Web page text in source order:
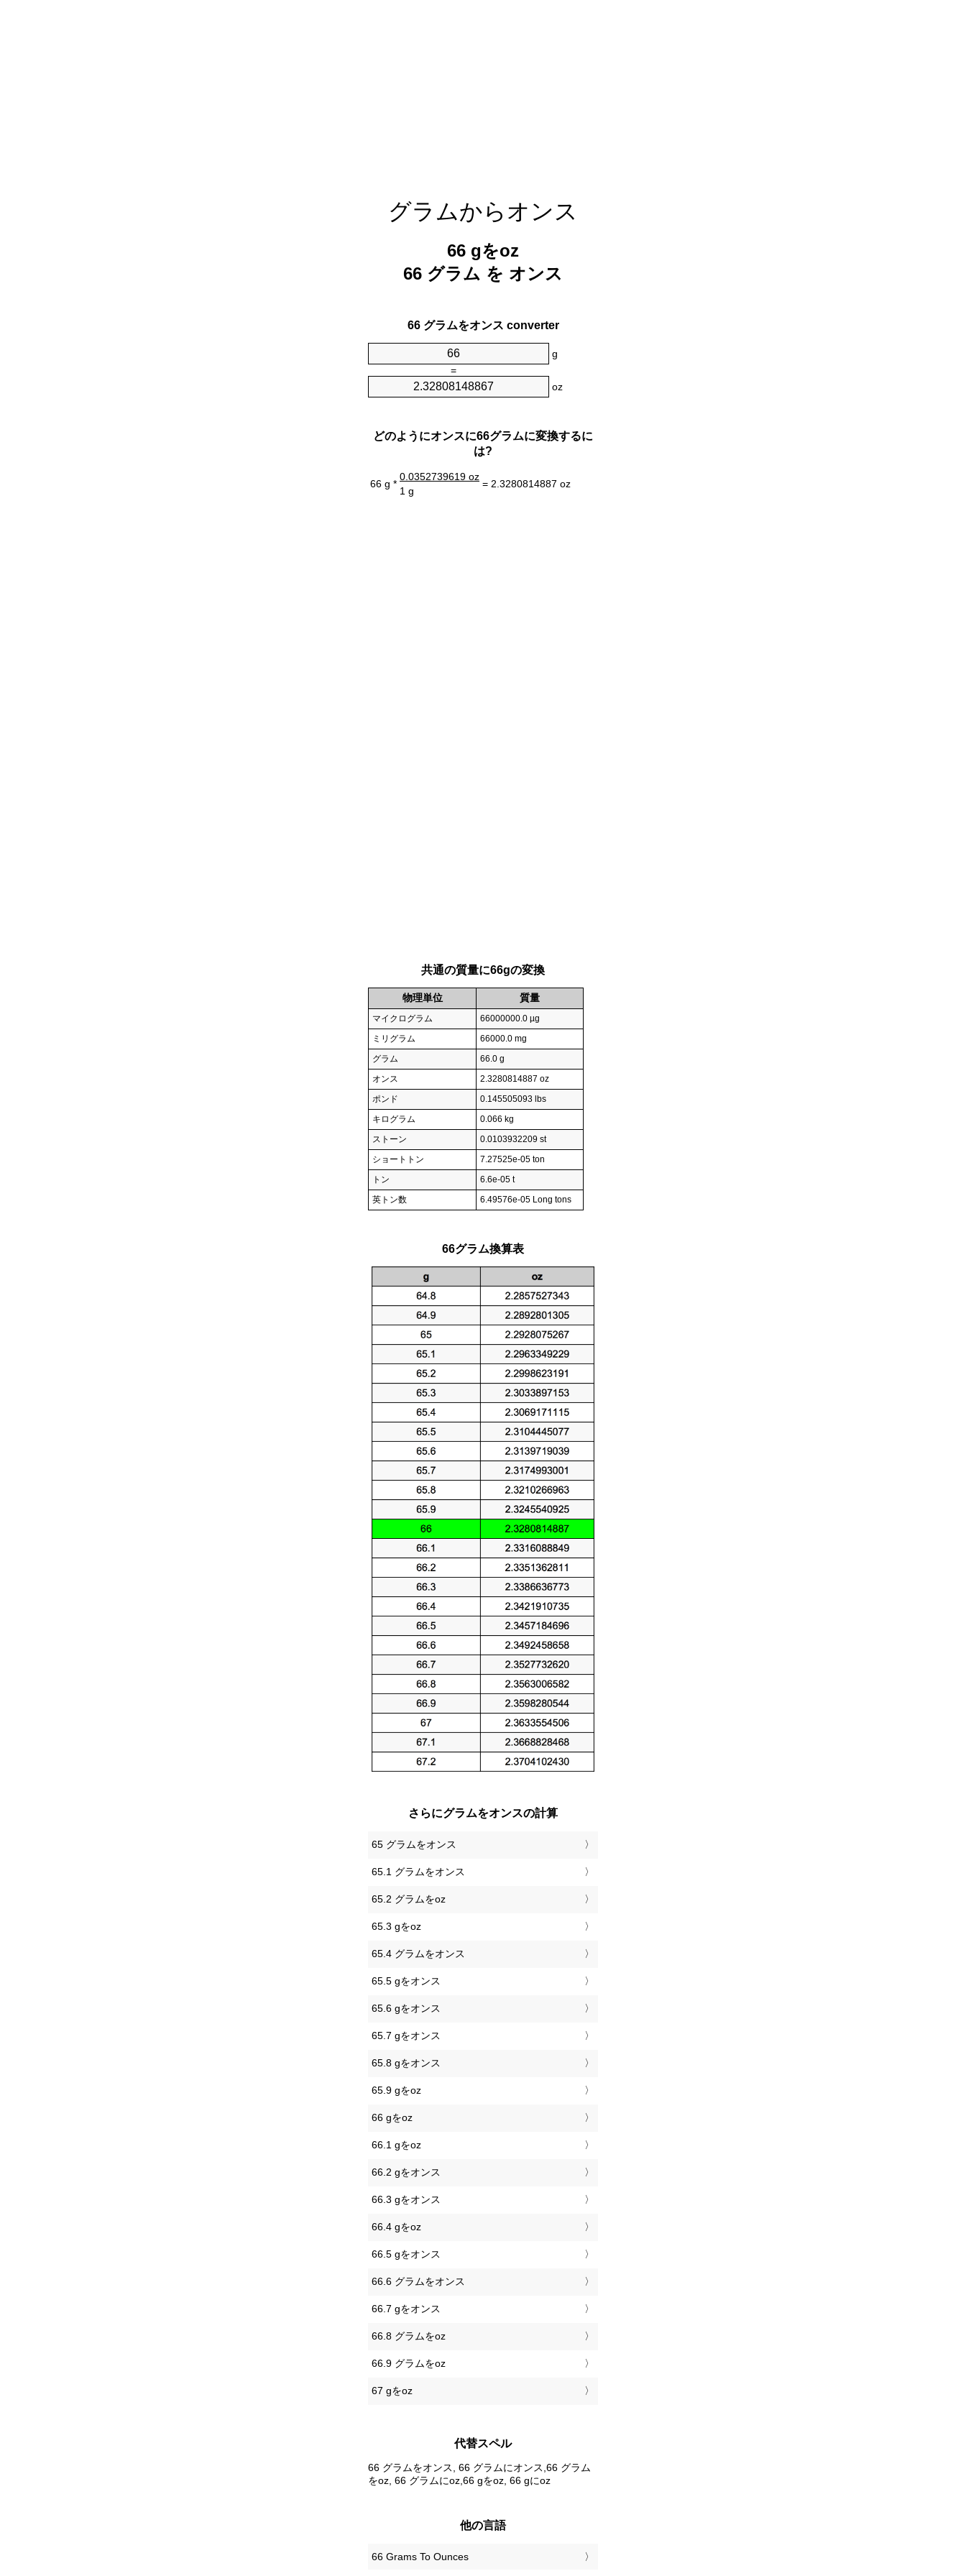
グラムからオンス
66 gをoz
66 グラム を オンス
66 グラムをオンス converter
g
=
oz
どのようにオンスに66グラムに変換するに
は?
66 g *
0.0352739619 oz
= 2.3280814887 oz
1 g
共通の質量に66gの変換
物理単位 質量
マイクログラム
66000000.0 µg
ミリグラム
66000.0 mg
グラム
66.0 g
オンス
2.3280814887 oz
ポンド
0.145505093 lbs
キログラム
0.066 kg
ストーン
0.0103932209 st
ショートトン
7.27525e-05 ton
トン
6.6e-05 t
英トン数
6.49576e-05 Long tons
66グラム換算表
さらにグラムをオンスの計算
65 グラムをオンス
65.1 グラムをオンス
65.2 グラムをoz
65.3 gをoz
65.4 グラムをオンス
65.5 gをオンス
65.6 gをオンス
65.7 gをオンス
65.8 gをオンス
65.9 gをoz
66 gをoz
66.1 gをoz
66.2 gをオンス
66.3 gをオンス
66.4 gをoz
66.5 gをオンス
66.6 グラムをオンス
66.7 gをオンス
66.8 グラムをoz
66.9 グラムをoz
67 gをoz
代替スペル
66 グラムをオンス, 66 グラムにオンス,66 グラム
をoz, 66 グラムにoz,66 gをoz, 66 gにoz
他の言語
‎66 Grams To Ounces